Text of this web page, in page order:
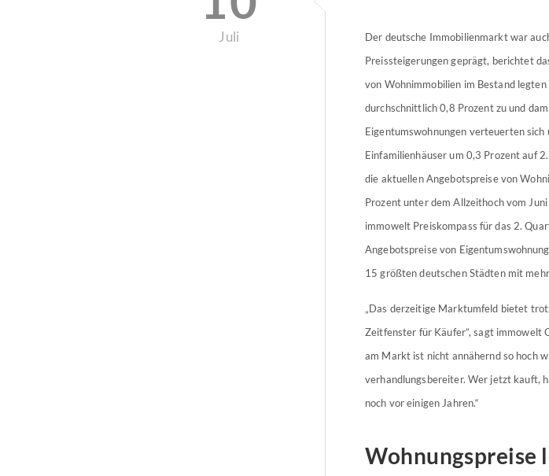
Juli
Der deutsche Immobilienmarkt war
Preissteigerungen geprägt, berichtet
von Wohnimmobilien im Bestand
durchschnittlich 0,8 Prozent zu und
Eigentumswohnungen verteuerten
Einfamilienhäuser um 0,3 Prozent auf
die aktuellen Angebotspreise von
Prozent unter dem Allzeithoch vom
immowelt Preiskompass für das 2.
Angebotspreise von
15 größten deutschen Städten mit
„Das derzeitige Marktumfeld bietet
Zeitfenster für Käufer”, sagt immowelt
am Markt ist nicht annähernd so hoch
verhandlungsbereiter. Wer jetzt kauft,
noch vor einigen Jahren.“
Wohnungspreise